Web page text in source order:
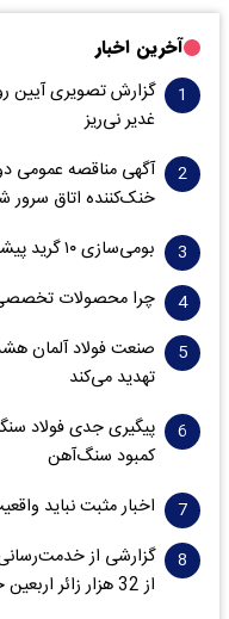
آخرین اخبار
گزارش تصویری آیین
غدیر نی‌ریز
خنک‌کننده اتاق سرور
بومی‌سازی ۱۰ گرید پیشرفته در فولاد مبارکه
چرا محصولات تخصصی
صنعت فولاد آلمان
تهدید می‌کند
پیگیری جدی فولاد
کمبود سنگ‌آهن
اخبار مثبت نباید
گزارشی از
از 32 هزار زائر اربعین حسینی